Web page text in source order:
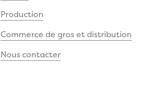
Production
Commerce de gros et distribution
Nous contacter